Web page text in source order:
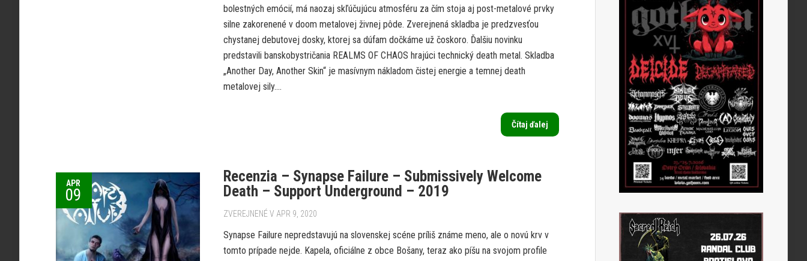
bolestných emócií, má naozaj skľúčujúcu atmosféru za čím stoja aj post-metalové prvky
silne zakorenené v doom metalovej živnej pôde. Zverejnená skladba je predzvesťou
chystanej debutovej dosky, ktorej sa dúfam dočkáme už čoskoro. Ďalšiu novinku
predstavili banskobystričania REALMS OF CHAOS hrajúci technický death metal. Skladba
„Another Day, Another Skin“ je masívnym nákladom čistej energie a temnej death
metalovej sily....
Čítaj ďalej
APR
09
Recenzia – Synapse Failure – Submissively Welcome
Death – Support Underground – 2019
ZVEREJNENÉ V APR 9, 2020
Synapse Failure nepredstavujú na slovenskej scéne príliš známe meno, ale o novú krv v
tomto prípade nejde. Kapela, oficiálne z obce Bošany, teraz ako píšu na svojom profile